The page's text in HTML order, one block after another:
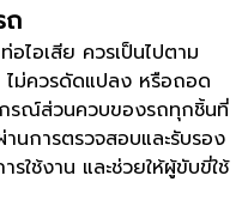
ถ
ไอเสีย ควรเป็นไปตาม
ไม่ควรดัดแปลง หรือถอด
รณ์ส่วนควบของรถทุกชิ้นที่
นการตรวจสอบและรับรอง
ใช้งาน และช่วยให้ผู้ขับขี่ใช้